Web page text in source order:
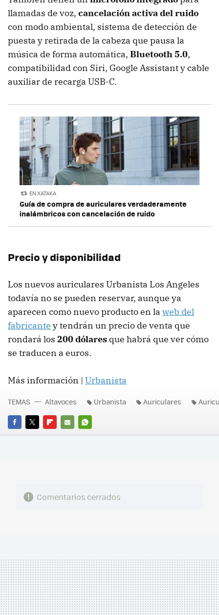
llamadas de voz, cancelación activa del ruido
con modo ambiental, sistema de detección de
puesta y retirada de la cabeza que pausa la
música de forma automática, Bluetooth 5.0,
compatibilidad con Siri, Google Assistant y cable
auxiliar de recarga USB-C.
EN XATAKA
Guía de compra de auriculares verdaderamente
inalámbricos con cancelación de ruido
Precio y disponibilidad
Los nuevos auriculares Urbanista Los Angeles
todavía no se pueden reservar, aunque ya
aparecen como nuevo producto en la web del
fabricante y tendrán un precio de venta que
rondará los 200 dólares que habrá que ver cómo
se traducen a euros.
Más información | Urbanista
FACEBOOK
TWITTERFLIPBOARD
E-
WHATSAPP
TEMAS Altavoces Urbanista Auriculares
Comentarios cerrados